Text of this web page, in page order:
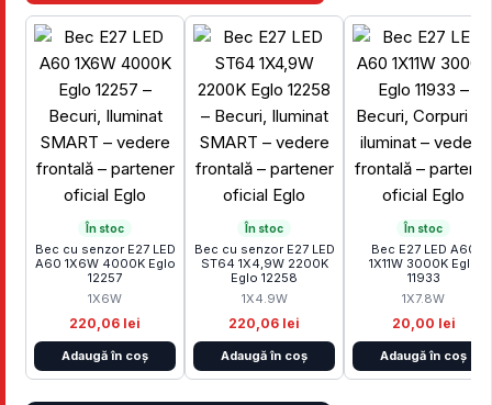
În stoc
Bec cu senzor E27 LED
A60 1X6W 4000K Eglo
12257
1X6W
220,06 lei
Adaugă în coș
În stoc
Bec cu senzor E27 LED
ST64 1X4,9W 2200K
Eglo 12258
1X4.9W
220,06 lei
Adaugă în coș
În stoc
Bec E27 LED A60
1X11W 3000K Eglo
11933
1X7.8W
20,00 lei
Adaugă în coș